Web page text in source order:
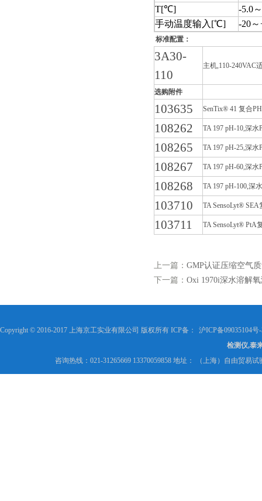
T[℃] -5.0
手动温度输入[℃]
-20
标准配置：
3A30-
110
主机,110-240VAC
选购附件
103635 SenTix® 41 复合
108262 TA 197 pH-10,深
108265 TA 197 pH-25,深
108267 TA 197 pH-60,深
108268 TA 197 pH-100,深
103710 TA SensoLyt®
103711 TA SensoLyt® PtA
上一篇： GMP认证压缩空气
下一篇： Oxi 1970i深水溶解
Copyright © 2016-2017 上海京工实业有限公司 版权所有 ICP备：
沪ICP备09035104号
检测仪,泰
咨询热线：021-31265669 13370059858 地址： （上海）自由贸易